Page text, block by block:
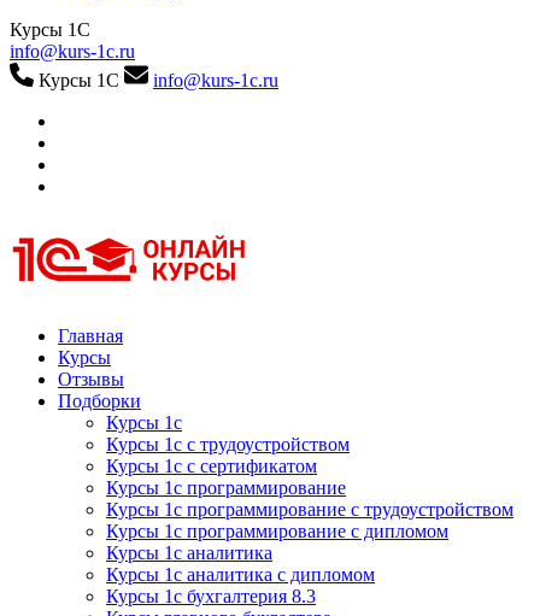
Курсы 1С
info@kurs-1c.ru
Курсы 1С
info@kurs-1c.ru
Курсы 1С
Курсы 1С официальная сертификация
Главная
Курсы
Отзывы
Подборки
Курсы 1с
Курсы 1с с трудоустройством
Курсы 1с с сертификатом
Курсы 1с программирование
Курсы 1с программирование с трудоустройством
Курсы 1с программирование с дипломом
Курсы 1с аналитика
Курсы 1с аналитика с дипломом
Курсы 1с бухгалтерия 8.3